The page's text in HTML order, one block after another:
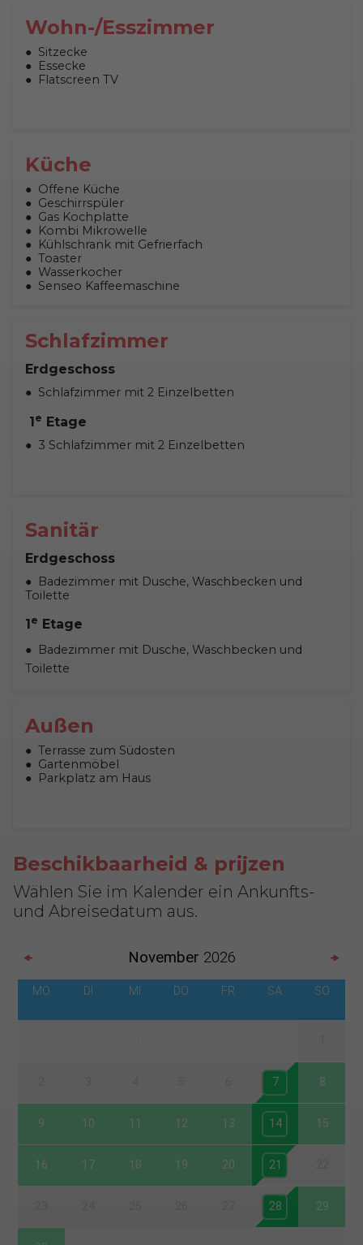
Wohn-/Esszimmer
Sitzecke
Essecke
Flatscreen TV
Küche
Offene Küche
Geschirrspüler
Gas Kochplatte
Kombi Mikrowelle
Kühlschrank mit Gefrierfach
Toaster
Wasserkocher
Senseo Kaffeemaschine
Schlafzimmer
Erdgeschoss
Schlafzimmer mit 2 Einzelbetten
1e Etage
3 Schlafzimmer mit 2 Einzelbetten
Sanitär
Erdgeschoss
Badezimmer mit Dusche, Waschbecken und
Toilette
1 e Etage
Badezimmer mit Dusche, Waschbecken und
Toilette
Außen
Terrasse zum Südosten
Gartenmöbel
Parkplatz am Haus
Beschikbaarheid & prijzen
Wählen Sie im Kalender ein Ankunfts-
und Abreisedatum aus.
November 2026
MO DI MI DO FR SA SO
7 8
9 10 11 12 13 14 15
16 17 18 19 20 21
28 29